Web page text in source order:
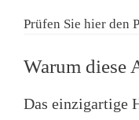
Prüfen Sie hier den
Warum diese
Das einzigartige